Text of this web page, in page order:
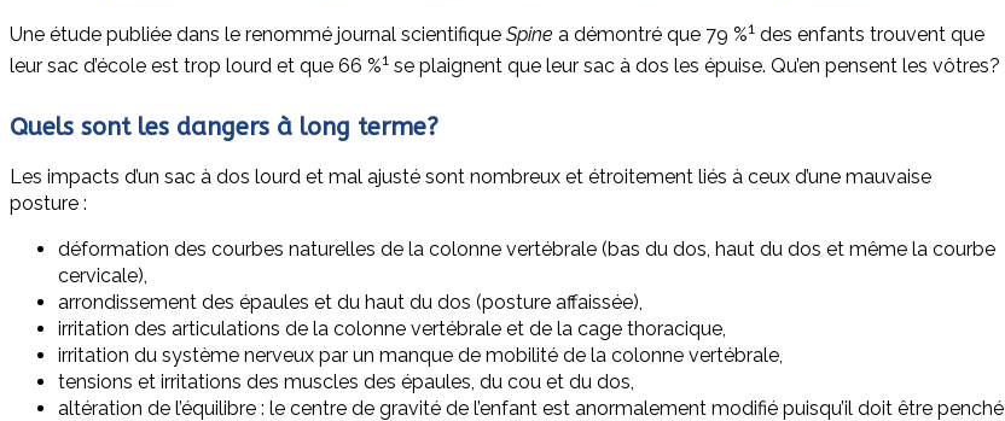
Une étude publiée dans le renommé journal scientifique Spine a démontré que 79 %1 des enfants trouvent que
leur sac d’école est trop lourd et que 66 %1 se plaignent que leur sac à dos les épuise. Qu’en pensent les vôtres?
Quels sont les dangers à long terme?
Les impacts d’un sac à dos lourd et mal ajusté sont nombreux et étroitement liés à ceux d’une mauvaise
posture :
déformation des courbes naturelles de la colonne vertébrale (bas du dos, haut du dos et même la courbe
cervicale),
arrondissement des épaules et du haut du dos (posture affaissée),
irritation des articulations de la colonne vertébrale et de la cage thoracique,
irritation du système nerveux par un manque de mobilité de la colonne vertébrale,
tensions et irritations des muscles des épaules, du cou et du dos,
altération de l’équilibre : le centre de gravité de l’enfant est anormalement modifié puisqu’il doit être penché